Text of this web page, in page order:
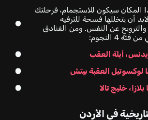
المكان سيكون للاستجمام، فرحلتك
أن يتخللها فسحة للترفيه
والترويح عن النفس. ومن الفنادق
4 النجوم:
لوكسوتيل العقبة بيتش
خليج تالا
في الأردن